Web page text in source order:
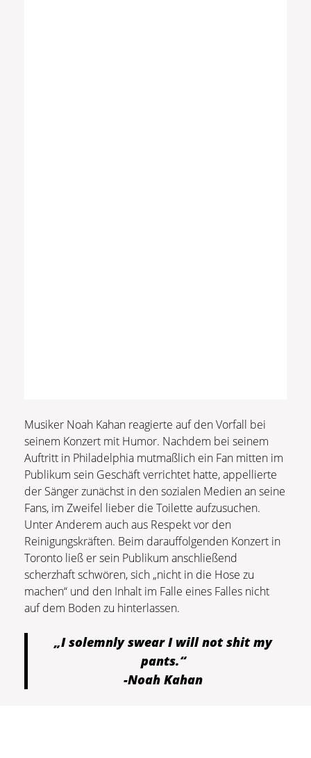
Musiker Noah Kahan reagierte auf den Vorfall bei
seinem Konzert mit Humor. Nachdem bei seinem
Auftritt in Philadelphia mutmaßlich ein Fan mitten im
Publikum sein Geschäft verrichtet hatte, appellierte
der Sänger zunächst in den sozialen Medien an seine
Fans, im Zweifel lieber die Toilette aufzusuchen.
Unter Anderem auch aus Respekt vor den
Reinigungskräften. Beim darauffolgenden Konzert in
Toronto ließ er sein Publikum anschließend
scherzhaft schwören, sich „nicht in die Hose zu
machen“ und den Inhalt im Falle eines Falles nicht
auf dem Boden zu hinterlassen.
„I solemnly swear I will not shit my
pants.“
-Noah Kahan